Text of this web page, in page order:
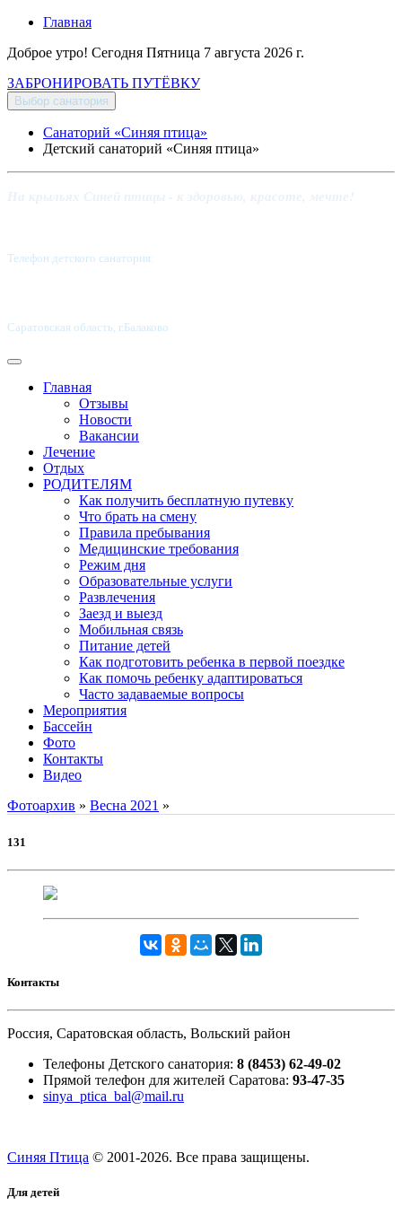
Главная
Доброе утро! Сегодня Пятница 7 августа 2026 г.
ЗАБРОНИРОВАТЬ ПУТЁВКУ
Выбор санатория
Санаторий «Синяя птица»
Детский санаторий «Синяя птица»
Телефон детского санатория:
Саратовская область, г.Балаково
Главная
Отзывы
Новости
Вакансии
Лечение
Отдых
РОДИТЕЛЯМ
Как получить бесплатную путевку
Что брать на смену
Правила пребывания
Медицинские требования
Режим дня
Образовательные услуги
Развлечения
Заезд и выезд
Мобильная связь
Питание детей
Как подготовить ребенка в первой поездке
Как помочь ребенку адаптироваться
Часто задаваемые вопросы
Мероприятия
Бассейн
Фото
Контакты
Видео
Фотоархив » Весна 2021 »
131
Контакты
Россия, Саратовская область, Вольский район
Телефоны Детского санатория: 8 (8453) 62-49-02
Прямой телефон для жителей Саратова: 93-47-35
sinya_ptica_bal@mail.ru
Синяя Птица © 2001-2026. Все права защищены.
Для детей